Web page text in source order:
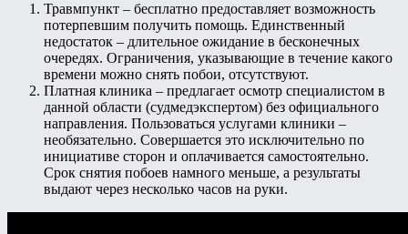
Травмпункт – бесплатно предоставляет возможность
потерпевшим получить помощь. Единственный
недостаток – длительное ожидание в бесконечных
очередях. Ограничения, указывающие в течение какого
времени можно снять побои, отсутствуют.
Платная клиника – предлагает осмотр специалистом в
данной области (судмедэкспертом) без официального
направления. Пользоваться услугами клиники –
необязательно. Совершается это исключительно по
инициативе сторон и оплачивается самостоятельно.
Срок снятия побоев намного меньше, а результаты
выдают через несколько часов на руки.